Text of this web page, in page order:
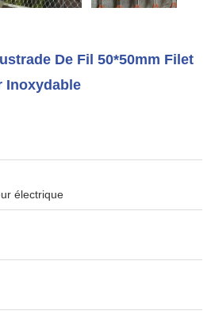
De Fil 50*50mm Filet
Inoxydable
électrique